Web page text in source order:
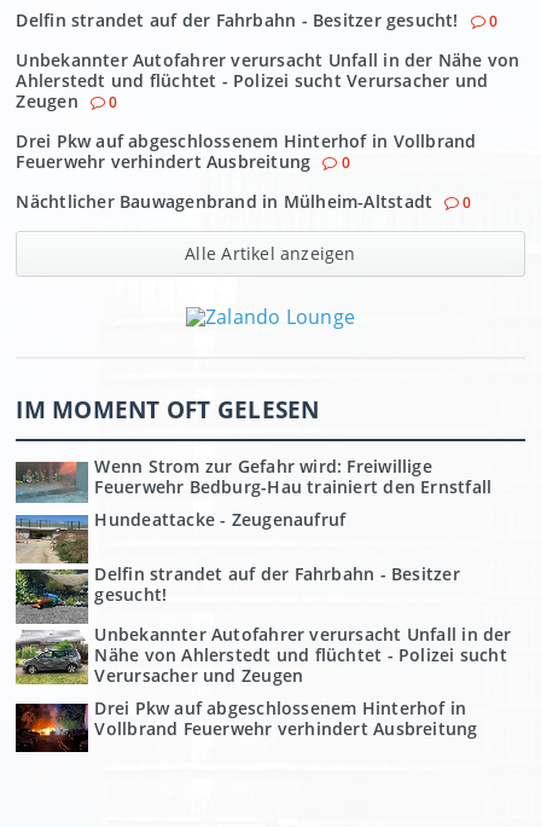
Delfin strandet auf der Fahrbahn - Besitzer gesucht! 0
Unbekannter Autofahrer verursacht Unfall in der Nähe von
Ahlerstedt und flüchtet - Polizei sucht Verursacher und
Zeugen
0
Drei Pkw auf abgeschlossenem Hinterhof in Vollbrand
Feuerwehr verhindert Ausbreitung
0
Nächtlicher Bauwagenbrand in Mülheim-Altstadt 0
Alle Artikel anzeigen
IM MOMENT OFT GELESEN
Wenn Strom zur Gefahr wird: Freiwillige
Feuerwehr Bedburg-Hau trainiert den Ernstfall
Hundeattacke - Zeugenaufruf
Delfin strandet auf der Fahrbahn - Besitzer
gesucht!
Unbekannter Autofahrer verursacht Unfall in der
Nähe von Ahlerstedt und flüchtet - Polizei sucht
Verursacher und Zeugen
Drei Pkw auf abgeschlossenem Hinterhof in
Vollbrand Feuerwehr verhindert Ausbreitung